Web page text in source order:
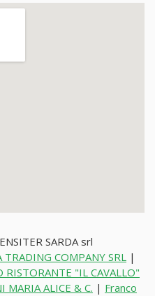
SARDA srl
TRADING COMPANY SRL |
RISTORANTE "IL CAVALLO"
MARIA ALICE & C. | Franco